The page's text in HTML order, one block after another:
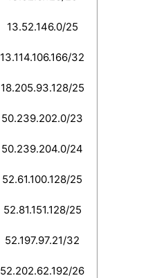
13.52.146.0/25
13.114.106.166/32
18.205.93.128/25
50.239.202.0/23
50.239.204.0/24
52.61.100.128/25
52.81.151.128/25
52.197.97.21/32
52.202.62.192/26